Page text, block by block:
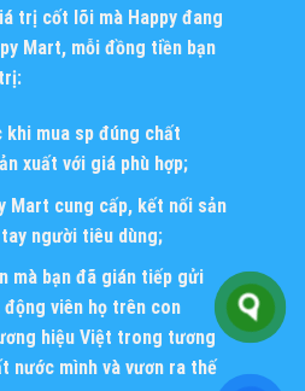
trị cốt lõi mà Happy đang
Mart, mỗi đồng tiền bạn
khi mua sp đúng chất
xuất với giá phù hợp;
Mart cung cấp, kết nối sản
người tiêu dùng;
mà bạn đã gián tiếp gửi
viên họ trên con
hiệu Việt trong tương
nước mình và vươn ra thế